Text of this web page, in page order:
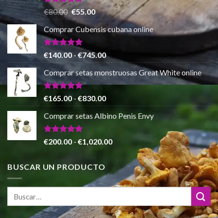
hasta
€865.00
Valorado
con 5.00
de 5
€80.00 El
precio
original
era:
€80.00.
€55.00El
precio
actual
€55.00.
Comprar Cubensis cubana online
Valorado
con
5.00
de 5
€140.00-€745.00Rango
de
precios:
desde
€140.00
hasta
€745.00
Comprar setas monstruosas Great White online
Valorado
de 5
€165.00 - €830.00Rango
precios:
€165.00
€830.00
Comprar setas Albino Penis Envy
Valorado
€200.00 - €1,020.00Rango
precios:
desde
€200.00
BUSCAR UN PRODUCTO